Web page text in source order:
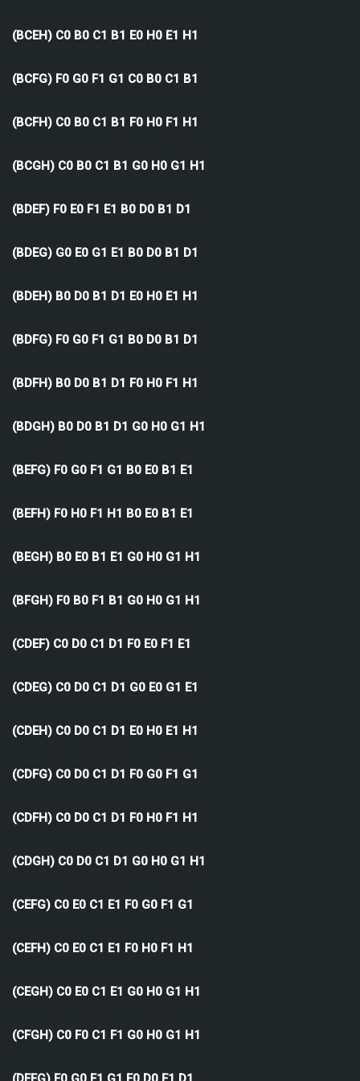
(BCEH) C0 B0 C1 B1 E0 H0 E1 H1
(BCFG) F0 G0 F1 G1 C0 B0 C1 B1
(BCFH) C0 B0 C1 B1 F0 H0 F1 H1
(BCGH) C0 B0 C1 B1 G0 H0 G1 H1
(BDEF) F0 E0 F1 E1 B0 D0 B1 D1
(BDEG) G0 E0 G1 E1 B0 D0 B1 D1
(BDEH) B0 D0 B1 D1 E0 H0 E1 H1
(BDFG) F0 G0 F1 G1 B0 D0 B1 D1
(BDFH) B0 D0 B1 D1 F0 H0 F1 H1
(BDGH) B0 D0 B1 D1 G0 H0 G1 H1
(BEFG) F0 G0 F1 G1 B0 E0 B1 E1
(BEFH) F0 H0 F1 H1 B0 E0 B1 E1
(BEGH) B0 E0 B1 E1 G0 H0 G1 H1
(BFGH) F0 B0 F1 B1 G0 H0 G1 H1
(CDEF) C0 D0 C1 D1 F0 E0 F1 E1
(CDEG) C0 D0 C1 D1 G0 E0 G1 E1
(CDEH) C0 D0 C1 D1 E0 H0 E1 H1
(CDFG) C0 D0 C1 D1 F0 G0 F1 G1
(CDFH) C0 D0 C1 D1 F0 H0 F1 H1
(CDGH) C0 D0 C1 D1 G0 H0 G1 H1
(CEFG) C0 E0 C1 E1 F0 G0 F1 G1
(CEFH) C0 E0 C1 E1 F0 H0 F1 H1
(CEGH) C0 E0 C1 E1 G0 H0 G1 H1
(CFGH) C0 F0 C1 F1 G0 H0 G1 H1